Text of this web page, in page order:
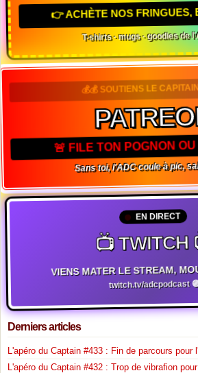
👉 ACHÈTE NOS FRINGUES,
T-shirts · mugs · goodies de
💰💰 SOUTIENS LE
🚨 FILE TON POGNON
Sans toi, l'ADC coule à pic,
EN DIRECT
📺 TWITCH
VIENS MATER LE STREAM,
twitch.tv/adcpodcast
Derniers articles
L'apéro du Captain #433 : Fin de parcours pour
L'apéro du Captain #432 : Trop de vibrafion